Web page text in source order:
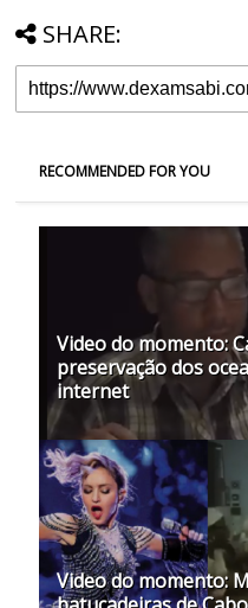
SHARE:
RECOMMENDED FOR YOU
Video do momento:
preservação dos
internet
Video do momento: